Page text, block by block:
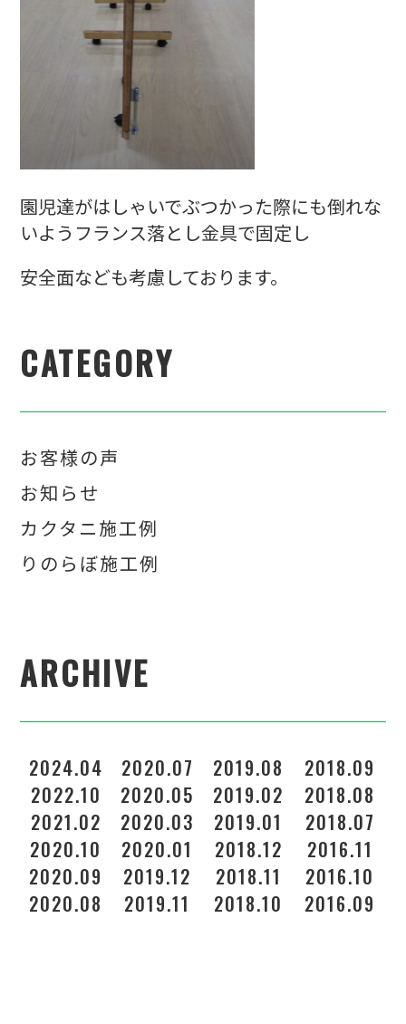
園児達がはしゃいでぶつかった際にも倒れな
いようフランス落とし金具で固定し
安全面なども考慮しております。
CATEGORY
お客様の声
お知らせ
カクタニ施工例
りのらぼ施工例
ARCHIVE
2024.04
2022.10
2021.02
2020.10
2020.09
2020.08
2020.07
2020.05
2020.03
2020.01
2019.12
2019.11
2019.08
2019.02
2019.01
2018.12
2018.11
2018.10
2018.09
2018.08
2018.07
2016.11
2016.10
2016.09